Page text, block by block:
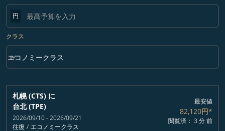
円
クラス
クラス option エコノミークラス Selected
エコノミークラス
keyboard_arrow_down
札幌 (CTS) に
台北 (TPE)
2026/09/10 - 2026/09/21
往復 / エコノミークラス
最安値
82,120円*
閲覧済： 3 分 前